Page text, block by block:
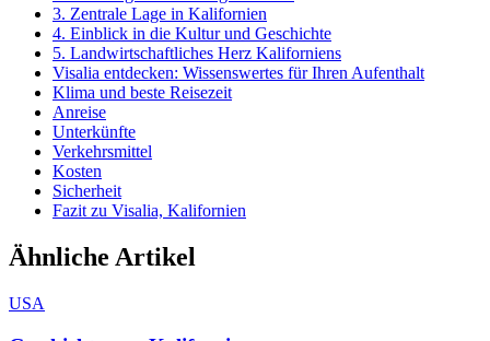
3. Zentrale Lage in Kalifornien
4. Einblick in die Kultur und Geschichte
5. Landwirtschaftliches Herz Kaliforniens
Visalia entdecken: Wissenswertes für Ihren Aufenthalt
Klima und beste Reisezeit
Anreise
Unterkünfte
Verkehrsmittel
Kosten
Sicherheit
Fazit zu Visalia, Kalifornien
Ähnliche Artikel
USA